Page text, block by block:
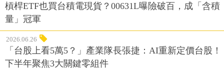
槓桿ETF也買台積電現貨？00631L曝險破百，成「含積
量」冠軍
2026.06.26
「台股上看5萬5？」產業隊長張捷：AI重新定價台股！
下半年聚焦3大關鍵零組件